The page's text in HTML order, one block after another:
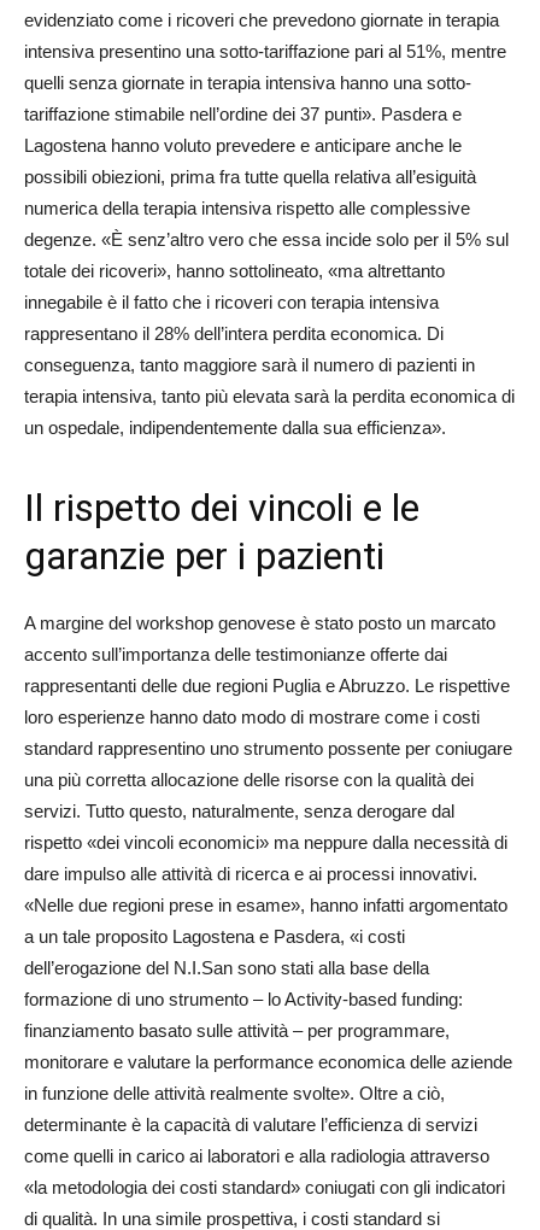
evidenziato come i ricoveri che prevedono giornate in terapia
intensiva presentino una sotto-tariffazione pari al 51%, mentre
quelli senza giornate in terapia intensiva hanno una sotto-
tariffazione stimabile nell’ordine dei 37 punti». Pasdera e
Lagostena hanno voluto prevedere e anticipare anche le
possibili obiezioni, prima fra tutte quella relativa all’esiguità
numerica della terapia intensiva rispetto alle complessive
degenze. «È senz’altro vero che essa incide solo per il 5% sul
totale dei ricoveri», hanno sottolineato, «ma altrettanto
innegabile è il fatto che i ricoveri con terapia intensiva
rappresentano il 28% dell’intera perdita economica. Di
conseguenza, tanto maggiore sarà il numero di pazienti in
terapia intensiva, tanto più elevata sarà la perdita economica di
un ospedale, indipendentemente dalla sua efficienza».
Il rispetto dei vincoli e le
garanzie per i pazienti
A margine del workshop genovese è stato posto un marcato
accento sull’importanza delle testimonianze offerte dai
rappresentanti delle due regioni Puglia e Abruzzo. Le rispettive
loro esperienze hanno dato modo di mostrare come i costi
standard rappresentino uno strumento possente per coniugare
una più corretta allocazione delle risorse con la qualità dei
servizi. Tutto questo, naturalmente, senza derogare dal
rispetto «dei vincoli economici» ma neppure dalla necessità di
dare impulso alle attività di ricerca e ai processi innovativi.
«Nelle due regioni prese in esame», hanno infatti argomentato
a un tale proposito Lagostena e Pasdera, «i costi
dell’erogazione del N.I.San sono stati alla base della
formazione di uno strumento – lo Activity-based funding:
finanziamento basato sulle attività – per programmare,
monitorare e valutare la performance economica delle aziende
in funzione delle attività realmente svolte». Oltre a ciò,
determinante è la capacità di valutare l’efficienza di servizi
come quelli in carico ai laboratori e alla radiologia attraverso
«la metodologia dei costi standard» coniugati con gli indicatori
di qualità. In una simile prospettiva, i costi standard si